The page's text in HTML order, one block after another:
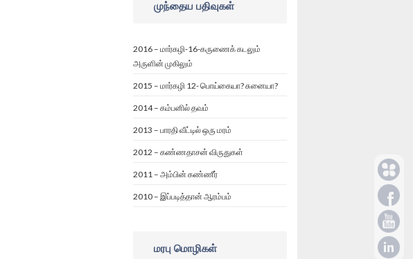
முந்தைய பதிவுகள்
2016 – மார்கழி-16-கருணைக் கடலும்
அருளின் முகிலும்
2015 – மார்கழி 12- பொய்கையா? சுனையா?
2014 – கம்பனில் தவம்
2013 – பாரதி வீட்டில் ஒரு மரம்
2012 – கண்ணதாசன் விருதுகள்
2011 – அம்பின் கண்ணீர்
2010 – இப்படித்தான் ஆரம்பம்
மரபு மொழிகள்